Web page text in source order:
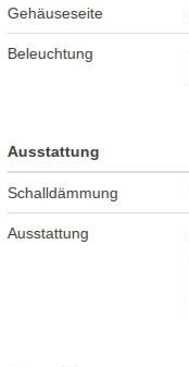
Gehäuseseite
Beleuchtung
Ausstattung
Schalldämmung
Ausstattung